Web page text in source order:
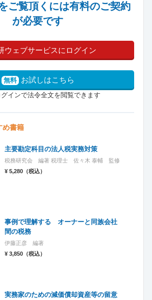
ご覧頂くには有料のご契約
が必要です
ウェブサービスにログイン
無料 お試しはこちら
インで法令全文を閲覧できます
め書籍
主要勘定科目の法人税実務対策
税務研究会 編著 税理士 佐々木 泰輔 監修
¥ 5,280（税込）
事例で理解する オーナーと同族会社
間の税務
伊藤正彦 編著
¥ 3,850（税込）
実務家のための減価償却資産等の留意